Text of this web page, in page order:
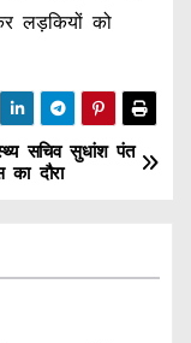
लड़कियों को
सचिव सुधांश पंत
का दौरा